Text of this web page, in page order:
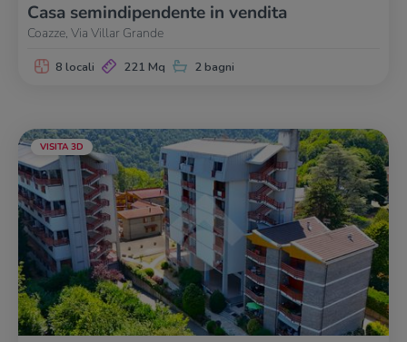
Casa semindipendente in vendita
Coazze, Via Villar Grande
8 locali 221 Mq 2 bagni
VISITA 3D